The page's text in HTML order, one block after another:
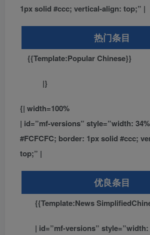
1px solid #ccc; vertical-align: top;” |
热门条目
{{Template:Popular Chinese}}
|}
{| width=100%
| id=”mf-versions” style=”width:
#FCFCFC; border: 1px solid #ccc;
top;” |
优良条目
{{Template:News
| id=”mf-versions”